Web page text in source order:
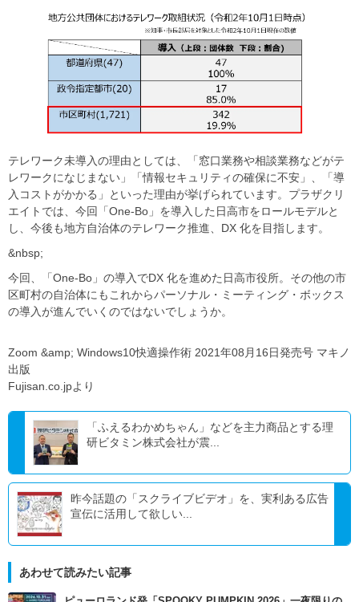
テレワーク未導入の理由としては、「窓口業務や相談業務などがテ
レワークになじまない」「情報セキュリティの確保に不安」、「導
入コストがかかる」といった理由が挙げられています。プラザクリ
エイトでは、今回「One-Bo」を導入した日高市をロールモデルと
し、今後も地方自治体のテレワーク推進、DX 化を目指します。
&nbsp;
今回、「One-Bo」の導入でDX 化を進めた日高市役所。その他の市
区町村の自治体にもこれからパーソナル・ミーティング・ボックス
の導入が進んでいくのではないでしょうか。
Zoom &amp; Windows10快適操作術 2021年08月16日発売号 マキノ
出版
Fujisan.co.jpより
「ふえるわかめちゃん」などを主力商品とする理
研ビタミン株式会社が震...
昨今話題の「スクライブビデオ」を、実利ある広告
宣伝に活用して欲しい...
あわせて読みたい記事